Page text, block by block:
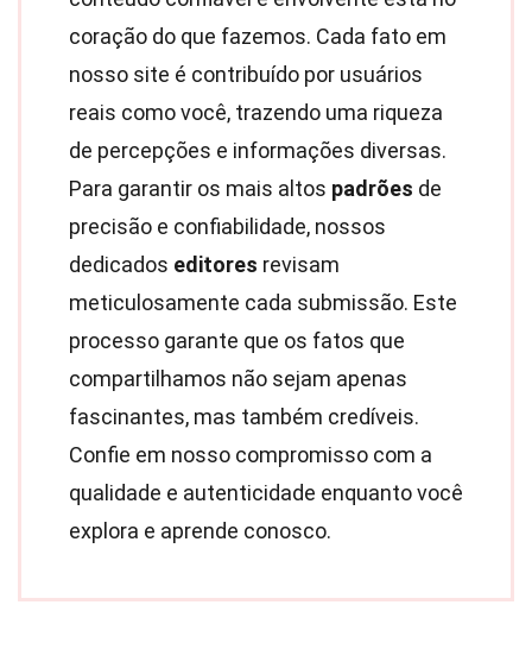
coração do que fazemos. Cada fato em
nosso site é contribuído por usuários
reais como você, trazendo uma riqueza
de percepções e informações diversas.
Para garantir os mais altos padrões de
precisão e confiabilidade, nossos
dedicados editores revisam
meticulosamente cada submissão. Este
processo garante que os fatos que
compartilhamos não sejam apenas
fascinantes, mas também credíveis.
Confie em nosso compromisso com a
qualidade e autenticidade enquanto você
explora e aprende conosco.